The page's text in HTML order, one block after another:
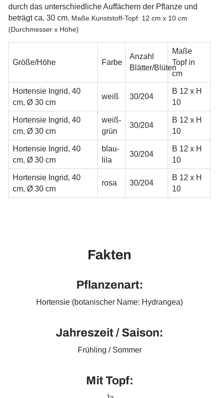
durch das unterschiedliche Auffächern der Pflanze und
beträgt ca. 30 cm. Maße Kunststoff-Topf: 12 cm x 10 cm
(Durchmesser x Höhe)
Größe/Höhe Farbe
Anzahl
Blätter/Blüten
Maße
Topf in
cm
Hortensie Ingrid, 40
cm, Ø 30 cm
weiß 30/204
B 12 x H
10
Hortensie Ingrid, 40
cm, Ø 30 cm
weiß-
grün
30/204
B 12 x H
10
Hortensie Ingrid, 40
cm, Ø 30 cm
blau-
lila
30/204
B 12 x H
10
Hortensie Ingrid, 40
cm, Ø 30 cm
rosa 30/204
B 12 x H
10
Fakten
Pflanzenart:
Hortensie (botanischer Name: Hydrangea)
Jahreszeit / Saison:
Frühling / Sommer
Mit Topf: